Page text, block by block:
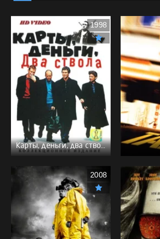
Карты, деньги, два ствола - (Перевод Гоблина)
1998
2008